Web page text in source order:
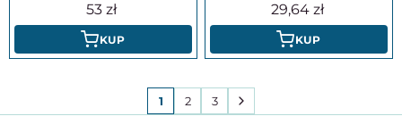
53
KUP
29,64
KUP
1 2 3